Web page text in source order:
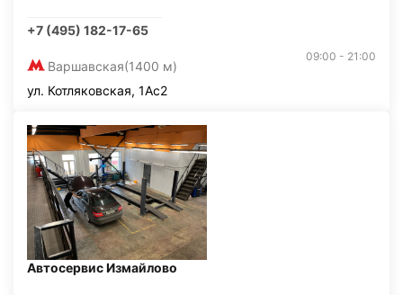
+7 (495) 182-17-65
Варшавская(1400 м)
09:00 - 21:00
ул. Котляковская, 1Ас2
Автосервис Измайлово